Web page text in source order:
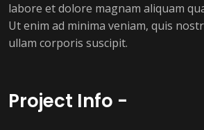
labore et dolore magnam aliquam
Ut enim ad minima veniam, quis
ullam corporis suscipit.
Project Info -